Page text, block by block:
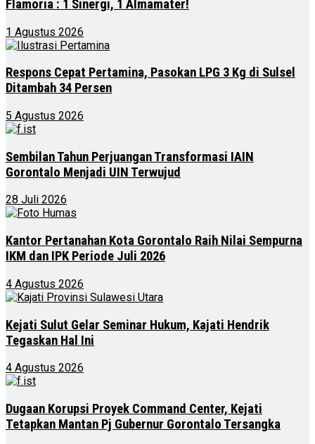
Flamoria : 1 Sinergi, 1 Almamater!
1 Agustus 2026
Respons Cepat Pertamina, Pasokan LPG 3 Kg di Sulsel
Ditambah 34 Persen
5 Agustus 2026
Sembilan Tahun Perjuangan Transformasi IAIN
Gorontalo Menjadi UIN Terwujud
28 Juli 2026
Kantor Pertanahan Kota Gorontalo Raih Nilai Sempurna
IKM dan IPK Periode Juli 2026
4 Agustus 2026
Kejati Sulut Gelar Seminar Hukum, Kajati Hendrik
Tegaskan Hal Ini
4 Agustus 2026
Dugaan Korupsi Proyek Command Center, Kejati
Tetapkan Mantan Pj Gubernur Gorontalo Tersangka